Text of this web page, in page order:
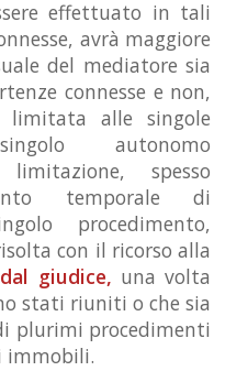
effettuato in tali
avrà maggiore
del mediatore sia
connesse e non,
limitata alle singole
autonomo
spesso
temporale di
procedimento,
con il ricorso alla
giudice, una volta
stati riuniti o che sia
plurimi procedimenti
immobili.